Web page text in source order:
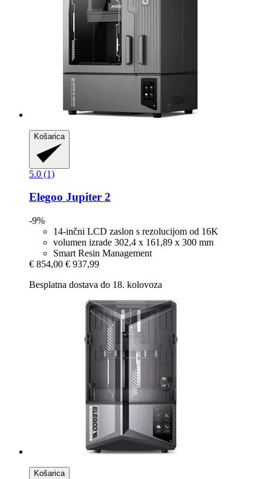
Košarica
5.0 (1)
Elegoo Jupiter 2
-9%
14-inčni LCD zaslon s rezolucijom od 16K
volumen izrade 302,4 x 161,89 x 300 mm
Smart Resin Management
€ 854,00 € 937,99
Besplatna dostava do 18. kolovoza
Košarica